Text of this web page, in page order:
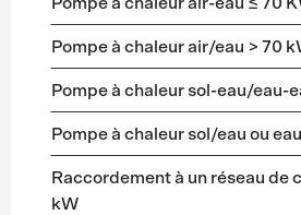
Pompe à chaleur air/eau > 70
Pompe à chaleur sol-eau/eau-
Pompe à chaleur sol/eau ou
Raccordement à un réseau de
kW